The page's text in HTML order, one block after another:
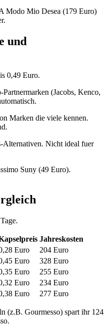
Modo Mio Desea (179 Euro)
und
0,49 Euro.
(Jacobs, Kenco,
Marken die viele kennen.
Alternativen. Nicht ideal fuer
Suny (49 Euro).
Jahreskosten
Euro
204 Euro
Euro
328 Euro
Euro
255 Euro
Euro
234 Euro
Euro 277 Euro
(z.B. Gourmesso) spart ihr 124